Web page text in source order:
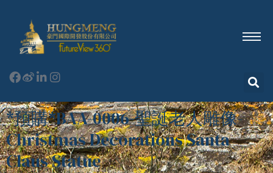
*預購*BAA-0006-聖誕老人雕像-
Christmas Decorations Santa
Claus Statue